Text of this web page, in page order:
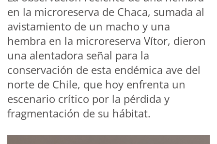
en la microreserva de Chaca, sumada al
avistamiento de un macho y una
hembra en la microreserva Vítor, dieron
una alentadora señal para la
conservación de esta endémica ave del
norte de Chile, que hoy enfrenta un
escenario crítico por la pérdida y
fragmentación de su hábitat.